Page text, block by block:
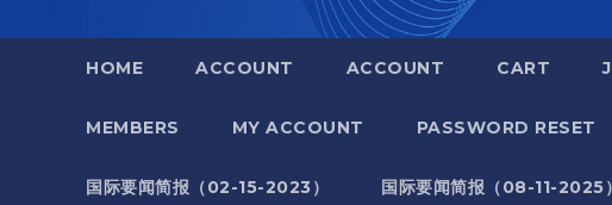
HOME ACCOUNT ACCOUNT CART
MEMBERS MY ACCOUNT PASSWORD RESET
国际要闻简报（02-15-2023） 国际要闻简报（08-11-2025）